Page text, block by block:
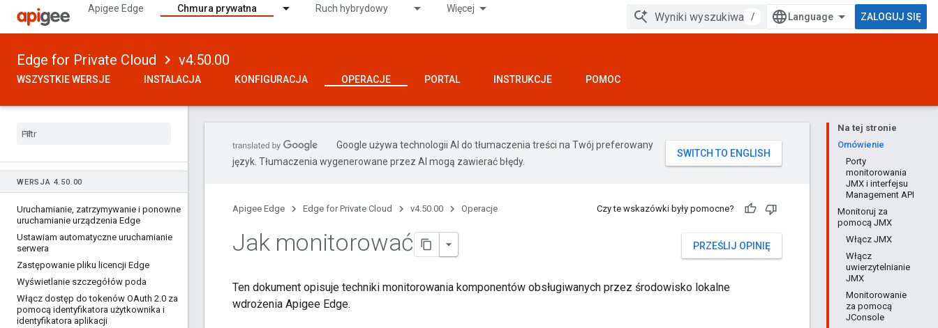
Apigee Edge Chmura prywatna Ruch hybrydowy Więcej
/ ZALOGUJ SIĘ
Edge for Private Cloud v4.50.00
WSZYSTKIE WERSJE INSTALACJA KONFIGURACJA OPERACJE PORTAL INSTRUKCJE POMOC
WERSJA 4. 50.00
Uruchamianie, zatrzymywanie i ponowne
uruchamianie urządzenia Edge
Ustawiam automatyczne uruchamianie
serwera
Zastępowanie pliku licencji Edge
Wyświetlanie szczegółów poda
Włącz dostęp do tokenów OAuth 2.0 za
pomocą identyfikatora użytkownika i
identyfikatora aplikacji
Na tej stronie
Omówienie
Porty
monitorowania
JMX i interfejsu
Management API
Monitoruj za
pomocą JMX
Włącz JMX
Włącz
uwierzytelnianie
JMX
Monitorowanie
za pomocą
JConsole
Google używa technologii AI do tłumaczenia treści na Twój preferowany
język. Tłumaczenia wygenerowane przez AI mogą zawierać błędy.
Apigee Edge Edge for Private Cloud v4.50.00 Operacje Czy te wskazówki były pomocne?
PRZEŚLIJ OPINIĘ
Jak monitorować
Ten dokument opisuje techniki monitorowania komponentów obsługiwanych przez środowisko lokalne
wdrożenia Apigee Edge.